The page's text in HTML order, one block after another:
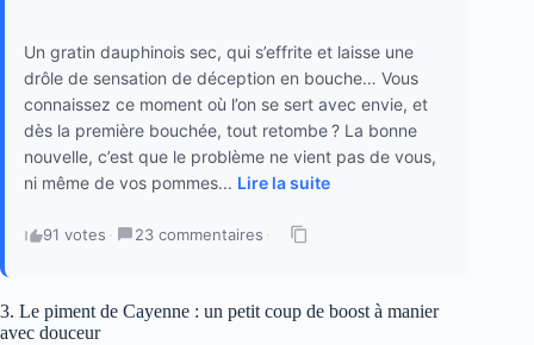
Un gratin dauphinois sec, qui s’effrite et laisse une
drôle de sensation de déception en bouche… Vous
connaissez ce moment où l’on se sert avec envie, et
dès la première bouchée, tout retombe ? La bonne
nouvelle, c’est que le problème ne vient pas de vous,
ni même de vos pommes... Lire la suite
91 votes · 23 commentaires ·
3. Le piment de Cayenne : un petit coup de boost à manier
avec douceur